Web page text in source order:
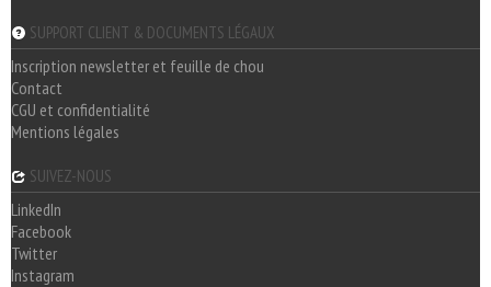
SUPPORT CLIENT & DOCUMENTS LÉGAUX
Inscription newsletter et feuille de chou
Contact
CGU et confidentialité
Mentions légales
SUIVEZ-NOUS
LinkedIn
Facebook
Twitter
Instagram